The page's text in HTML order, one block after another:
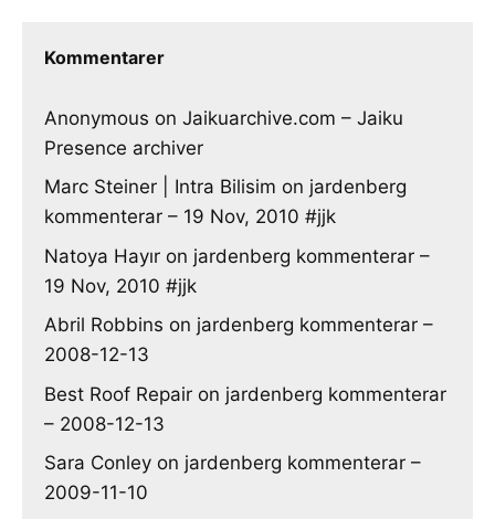
Kommentarer
Anonymous on Jaikuarchive.com – Jaiku
Presence archiver
Marc Steiner | Intra Bilisim on jardenberg
kommenterar – 19 Nov, 2010 #jjk
Natoya Hayır on jardenberg kommenterar –
19 Nov, 2010 #jjk
Abril Robbins on jardenberg kommenterar –
2008-12-13
Best Roof Repair on jardenberg kommenterar
– 2008-12-13
Sara Conley on jardenberg kommenterar –
2009-11-10